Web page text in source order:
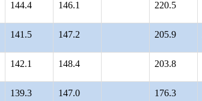
144.4 146.1 220.5
141.5 147.2 205.9
142.1 148.4 203.8
139.3 147.0 176.3